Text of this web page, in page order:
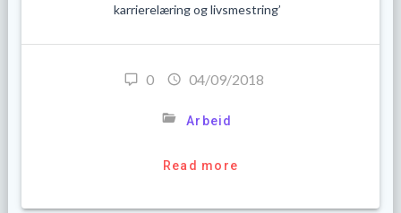
karrierelæring og livsmestring’
0 04/09/2018
Arbeid
Read more